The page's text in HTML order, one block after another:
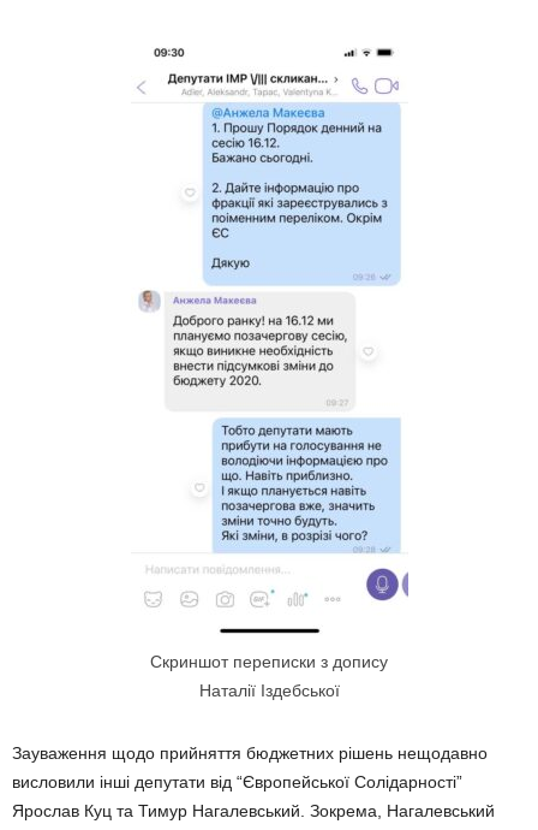
Скриншот переписки з допису
Наталії Іздебської
Зауваження щодо прийняття бюджетних рішень нещодавно
висловили інші депутати від “Європейської Солідарності”
Ярослав Куц та Тимур Нагалевський. Зокрема, Нагалевський